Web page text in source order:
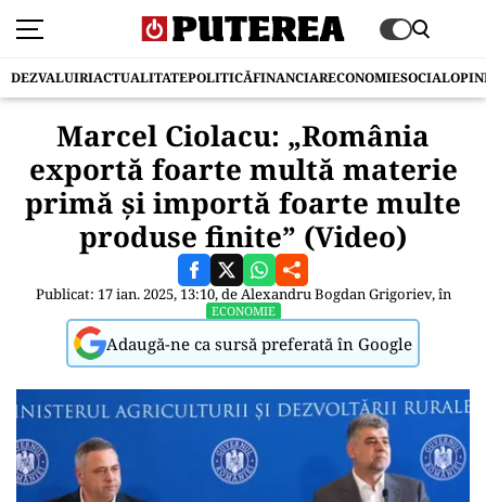
DEZVALUIRIACTUALITATEPOLITICĂFINANCIARECONOMIESOCIAL
Marcel Ciolacu: „România
exportă foarte multă materie
primă și importă foarte multe
produse finite” (Video)
Publicat: 17 ian. 2025, 13:10, deAlexandru Bogdan Grigoriev, în
ECONOMIE
Adaugă-ne ca sursă preferată în Google